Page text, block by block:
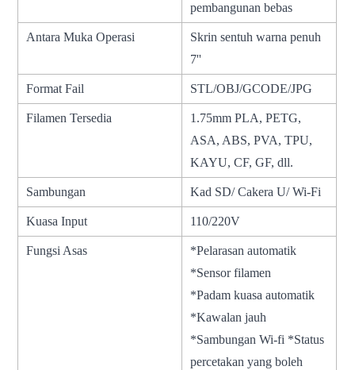
pembangunan bebas
Antara Muka Operasi
Skrin sentuh warna penuh
7''
Format Fail STL/OBJ/GCODE/JPG
Filamen Tersedia
1.75mm PLA, PETG,
ASA, ABS, PVA, TPU,
KAYU, CF, GF, dll.
Sambungan Kad SD/ Cakera U/ Wi-Fi
Kuasa Input 110/220V
Fungsi Asas
*Pelarasan automatik
*Sensor filamen
*Padam kuasa automatik
*Kawalan jauh
*Sambungan Wi-fi *Status
percetakan yang boleh